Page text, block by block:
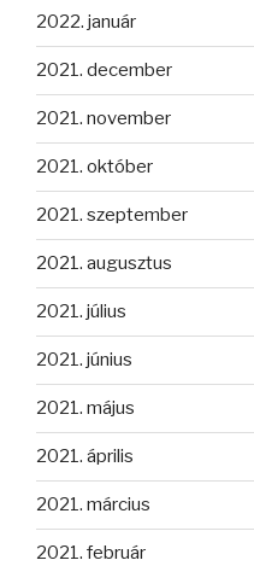
2022. január
2021. december
2021. november
2021. október
2021. szeptember
2021. augusztus
2021. július
2021. június
2021. május
2021. április
2021. március
2021. február